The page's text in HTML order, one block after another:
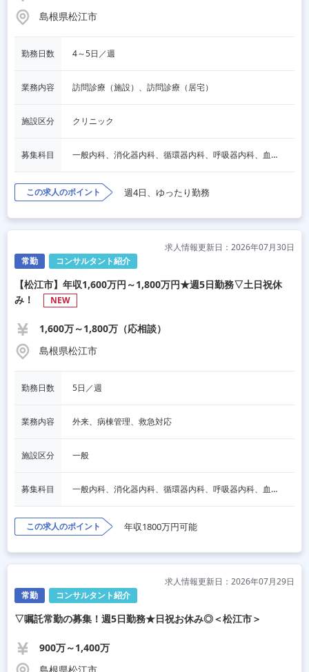
島根県松江市
勤務日数 4～5日／週
業務内容 訪問診療（施設）、訪問診療（居宅）
施設区分 クリニック
募集科目 一般内科、消化器内科、循環器内科、呼吸器内科、血液内科、脳神経内科、内分泌内科、老人内科、一般外科、消化器外科、その他
この求人のポイント 週4日、ゆったり勤務
常勤 コンサルタント紹介
求人情報更新日：2026年07月30日
【松江市】年収1,600万円～1,800万円★週5日勤務▽土日祝休
み！
NEW
1,600万～1,800万（応相談）
島根県松江市
勤務日数 5日／週
業務内容 外来、病棟管理、救急対応
施設区分 一般
募集科目 一般内科、消化器内科、循環器内科、呼吸器内科、血液内科、脳神経内科、内分泌内科、老人内科、その他
この求人のポイント 年収1800万円可能
常勤 コンサルタント紹介
求人情報更新日：2026年07月29日
▽嘱託常勤の募集！週5日勤務★日祝お休み◎＜松江市＞
900万～1,400万